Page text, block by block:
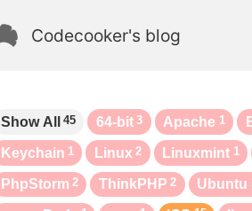
Codecooker's blog
Show All 45 64-bit 3 Apache 1
Keychain 1 Linux 2 Linuxmint 1
PhpStorm 2 ThinkPHP 2 Ubuntu